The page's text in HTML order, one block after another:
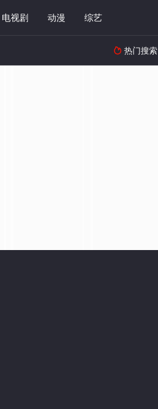
电视剧 动漫 综艺
 热门搜索